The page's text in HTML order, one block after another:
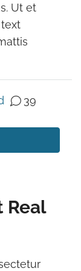
Ut et
39
Real